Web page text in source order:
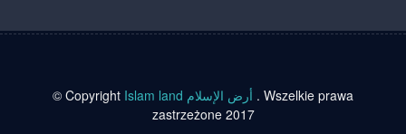
© Copyright Islam land أرض الإسلام . Wszelkie prawa
zastrzeżone 2017